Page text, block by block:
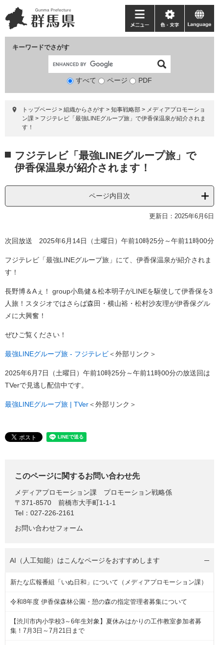
ー
ジ
ニ
ュ
て
キーワードでさがす
検
象
すべて ページ PDF
メ
ニ
ー
色・
文
language
トップページ > 組織からさがす > 知事戦略部 > メディアプロモーショ
ン課 > フジテレビ「最強LINEグループ旅」で伊香保温泉が紹介されま
す！
文
フジテレビ「最強LINEグループ旅」で
伊香保温泉が紹介されます！
ページ内目次
更新日：2025年6月6日
次回放送 2025年6月14日（土曜日）午前10時25分～午前11時00分
フジテレビ「最強LINEグループ旅」にて、伊香保温泉が紹介されま
す！
長野博＆Aぇ！ group小島健＆松本明子がLINEを駆使して伊香保を3
人旅！スタジオではさらば森田・横山裕・松村沙友理が伊香保グル
メに大興奮！
ぜひご覧ください！
最強LINEグループ旅 - フジテレビ＜外部リンク＞
2025年6月7日（土曜日）午前10時25分～午前11時00分の放送回は
TVerで見逃し配信中です。
最強LINEグループ旅 | TVer＜外部リンク＞
このページに関するお問い合わせ先
メディアプロモーション課
プロモーション戦略係
〒371-8570
前橋市大手町1-1-1
Tel：027-226-2161
お問い合わせフォーム
AI（人工知能）はこんなページをおすすめします
新たな広報番組「いぬ日和」について（メディアプロモーション課）
令和8年度 伊香保森林公園・憩の森の指定管理者募集について
【渋川市内小学校3～6年生対象】夏休みはかりの工作教室参加者募
集！7月3日～7月21日まで